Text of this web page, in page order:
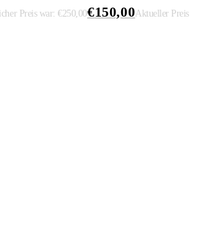
Preis war: €250,00€150,00Aktueller Preis